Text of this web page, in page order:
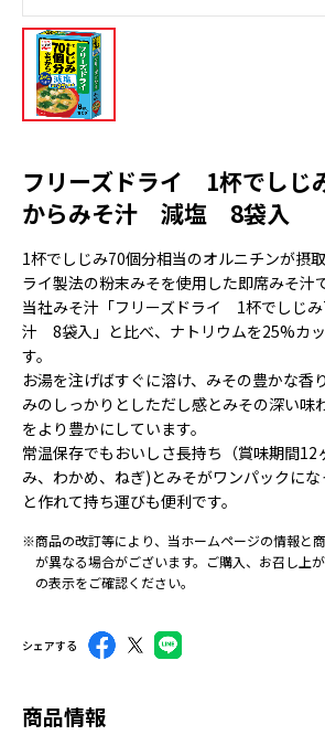
フリーズドライ 1杯でしじ
からみそ汁 減塩 8袋入
1杯でしじみ70個分相当のオルニチンが摂
ライ製法の粉末みそを使用した即席みそ汁で
当社みそ汁「フリーズドライ 1杯でしじ
汁 8袋入」と比べ、ナトリウムを25%カ
す。
お湯を注げばすぐに溶け、みその豊かな香
みのしっかりとしただし感とみその深い味
をより豊かにしています。
常温保存でもおいしさ長持ち（賞味期間12
み、わかめ、ねぎ)とみそがワンパックにな
と作れて持ち運びも便利です。
※商品の改訂等により、当ホームページの情報と
が異なる場合がございます。ご購入、お召し上
の表示をご確認ください。
シェアする
商品情報